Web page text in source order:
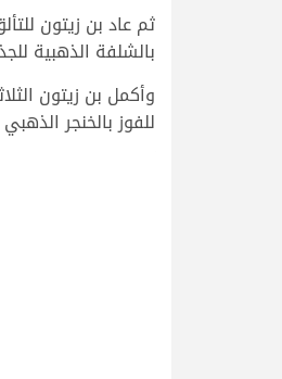
ثم عاد بن زيتون
بالشلفة الذهبية للجذاع
وأكمل بن زيتون
للفوز بالخنجر الذهبي